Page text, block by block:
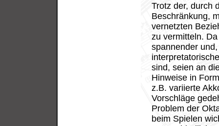
Trotz der, durch
Beschränkung,
vernetzten
zu vermitteln.
spannender
sind, seien an
Hinweise in
z.B. variierte
Vorschläge
Problem der
beim Spielen